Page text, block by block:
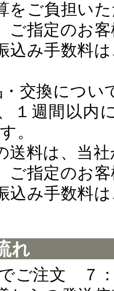
をご負担い
ご指定のお
込み手数料
交換につい
１週間以
。
送料は、当
ご指定のお
込み手数料
れ
ご注文 ７